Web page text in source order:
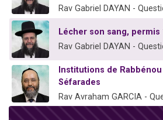
Rav Gabriel DAYAN -
Lécher son sang, permis
Rav Gabriel DAYAN -
Institutions de
Séfarades
Rav Avraham GARCIA -